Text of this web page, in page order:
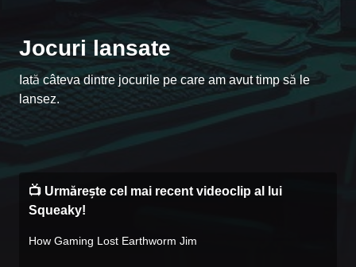
Jocuri lansate
Iată câteva dintre jocurile pe care am avut timp să le
lansez.
Case #1472
📺 Urmărește cel mai recent videoclip al lui
Squeaky!
How Gaming Lost Earthworm Jim